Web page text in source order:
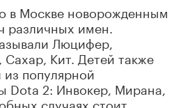
в Москве новорожденным
различных имен.
Люцифер,
Сахар, Кит. Детей также
популярной
Dota 2: Инвокер, Мирана,
случаях стоит